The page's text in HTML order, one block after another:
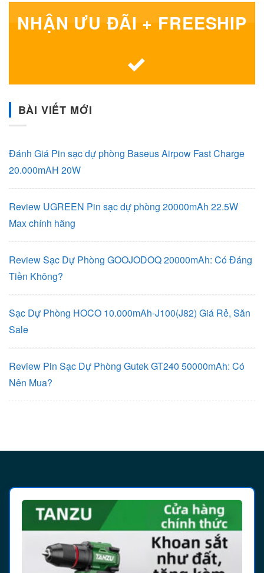
NHẬN ƯU ĐÃI + FREESHIP
BÀI VIẾT MỚI
Đánh Giá Pin sạc dự phòng Baseus Airpow Fast Charge
20.000mAH 20W
Review UGREEN Pin sạc dự phòng 20000mAh 22.5W
Max chính hãng
Review Sạc Dự Phòng GOOJODOQ 20000mAh: Có Đáng
Tiền Không?
Sạc Dự Phòng HOCO 10.000mAh-J100(J82) Giá Rẻ, Săn
Sale
Review Pin Sạc Dự Phòng Gutek GT240 50000mAh: Có
Nên Mua?